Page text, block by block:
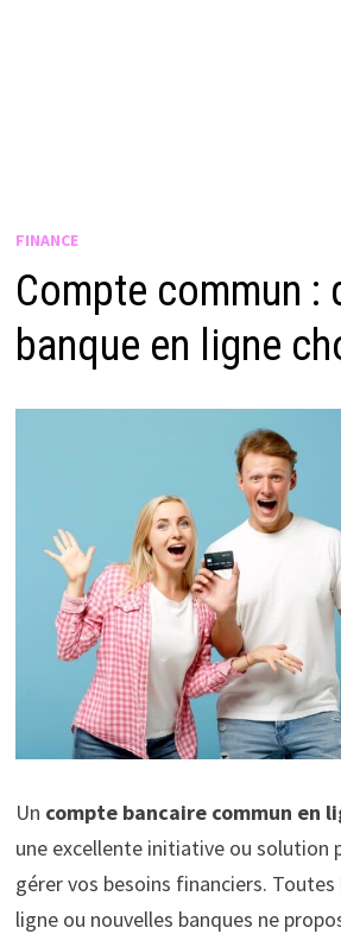
FINANCE
Compte commun :
banque en ligne
Un compte bancaire commun en
une excellente initiative ou solution
gérer vos besoins financiers. Toutes
ligne ou nouvelles banques ne